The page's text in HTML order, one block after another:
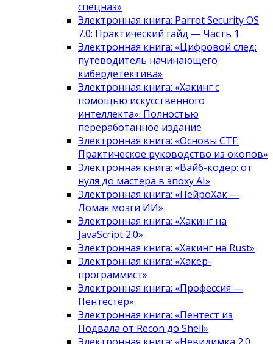
спецназ»
Электронная книга: Parrot Security OS
7.0: Практический гайд — Часть 1
Электронная книга: «Цифровой след:
путеводитель начинающего
кибердетектива»
Электронная книга: «Хакинг с
помощью искусственного
интеллекта»: Полностью
переработанное издание
Электронная книга: «Основы CTF:
Практическое руководство из окопов»
Электронная книга: «Вайб-кодер: от
нуля до мастера в эпоху AI»
Электронная книга: «НейроХак —
Ломая мозги ИИ»
Электронная книга: «Хакинг на
JavaScript 2.0»
Электронная книга: «Хакинг на Rust»
Электронная книга: «Хакер-
программист»
Электронная книга: «Профессия —
Пентестер»
Электронная книга: «Пентест из
Подвала от Recon до Shell»